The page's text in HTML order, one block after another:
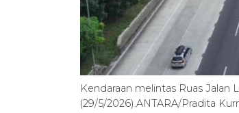
Kendaraan melintas Ruas
(29/5/2026).ANTARA/Pradita